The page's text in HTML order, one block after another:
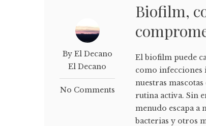
By El Decano
El Decano
No Comments
Biofilm,
El biofilm puede
como infecciones
nuestras
rutina activa. Sin
menudo escapa a
bacterias y otros